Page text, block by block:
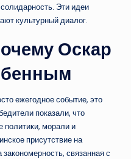
Эти идеи
культурный диалог.
Оскар
ежегодное событие, это
показали, что
политики, морали и
присутствие на
связанная с